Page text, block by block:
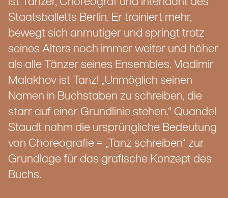
ist Tänzer, Choreograf und Intendant des
Staatsballetts Berlin. Er trainiert mehr,
bewegt sich anmutiger und springt trotz
seines Alters noch immer weiter und höher
als alle Tänzer seines Ensembles. Vladimir
Malakhov ist Tanz! „Unmöglich seinen
Namen in Buchstaben zu schreiben, die
starr auf einer Grundlinie stehen.“ Quandel
Staudt nahm die ursprüngliche Bedeutung
von Choreografie = „Tanz schreiben“ zur
Grundlage für das grafische Konzept des
Buchs.